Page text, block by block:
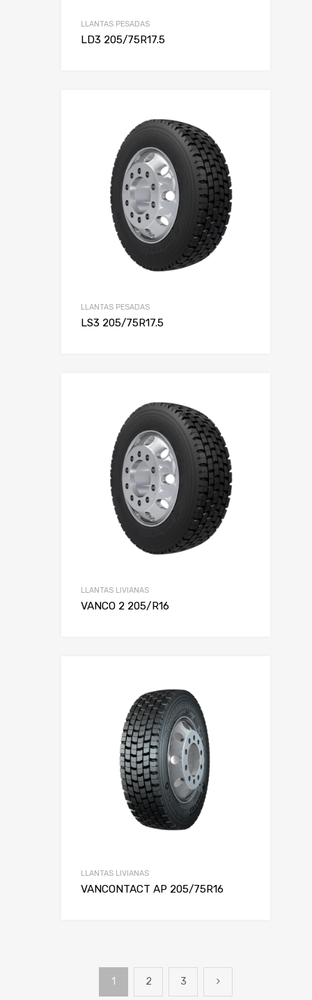
LLANTAS PESADAS
LD3 205/75R17.5
LLANTAS PESADAS
LS3 205/75R17.5
LLANTAS LIVIANAS
VANCO 2 205/R16
LLANTAS LIVIANAS
VANCONTACT AP 205/75R16
1 2 3